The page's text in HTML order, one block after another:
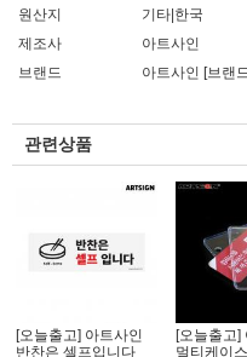
원산지
기타|한국
제조사
아트사인
브랜드
아트사인 [브랜
관련상품
[오늘출고] 아트사인
반찬은 셀프입니다
[오늘출고]
멀티케이